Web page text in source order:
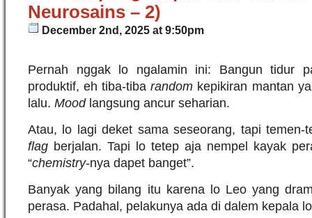
Neurosains – 2)
December 2nd, 2025 at 9:50pm
Pernah nggak lo ngalamin ini: Bangun tidur
produktif, eh tiba-tibarandom kepikiran mantan
lalu. Moodlangsung ancur seharian.
Atau, lo lagi deket sama seseorang, tapi
flag berjalan. Tapi lo tetep aja nempel kayak
“chemistry-nya dapet banget”.
Banyak yang bilang itu karena lo Leo yang
perasa. Padahal, pelakunya ada di dalem kepala